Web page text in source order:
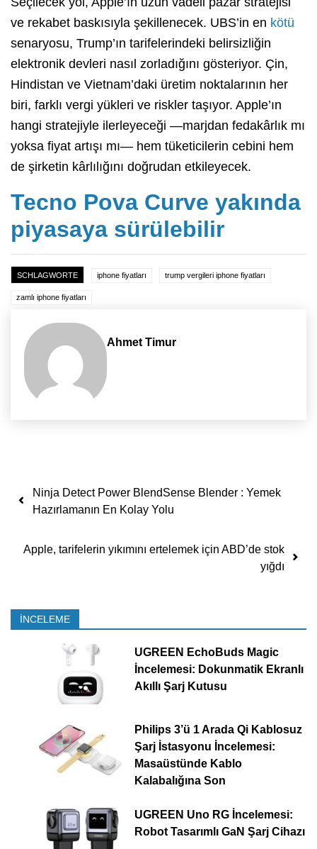
ve rekabet baskısıyla şekillenecek. UBS’in en kötü
senaryosu, Trump’ın tarifelerindeki belirsizliğin
elektronik devleri nasıl zorladığını gösteriyor. Çin,
Hindistan ve Vietnam’daki üretim noktalarının her
biri, farklı vergi yükleri ve riskler taşıyor. Apple’ın
hangi stratejiyle ilerleyeceği —marjdan fedakârlık mı
yoksa fiyat artışı mı— hem tüketicilerin cebini hem
de şirketin kârlılığını doğrudan etkileyecek.
Tecno Pova Curve yakında
piyasaya sürülebilir
SCHLAGWORTE iphone fiyatları trump vergileri iphone fiyatları
zamlı iphone fiyatları
Ahmet Timur
Yazı dolaşımı
Ninja Detect Power BlendSense Blender : Yemek
Hazırlamanın En Kolay Yolu
Apple, tarifelerin yıkımını ertelemek için ABD’de stok
yığdı
İNCELEME
UGREEN EchoBuds Magic
İncelemesi: Dokunmatik Ekranlı
Akıllı Şarj Kutusu
Philips 3’ü 1 Arada Qi Kablosuz
Şarj İstasyonu İncelemesi:
Masaüstünde Kablo
Kalabalığına Son
UGREEN Uno RG İncelemesi:
Robot Tasarımlı GaN Şarj Cihazı